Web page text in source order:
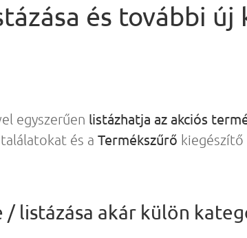
és további új
egyszerűen listázhatja az akciós
és a Termékszűrő kiegészítő
listázása akár külön